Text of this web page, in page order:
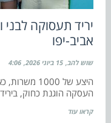
יריד תעסוקה לבני
אביב-יפו
שוש להב 15 ביוני 2026 4:06
היצע של
העסקה הוגנת כחוק, ביריד
קראו עוד